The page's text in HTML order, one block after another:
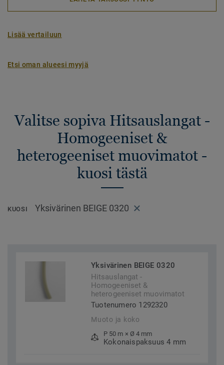
Lisää vertailuun
Etsi oman alueesi myyjä
Valitse sopiva Hitsauslangat -
Homogeeniset &
heterogeeniset muovimatot -
kuosi tästä
KUOSI Yksivärinen BEIGE 0320
Yksivärinen BEIGE 0320
Hitsauslangat -
Homogeeniset &
heterogeeniset muovimatot
Tuotenumero 1292320
Muoto ja koko
P 50 m × Ø 4 mm
Kokonaispaksuus 4 mm